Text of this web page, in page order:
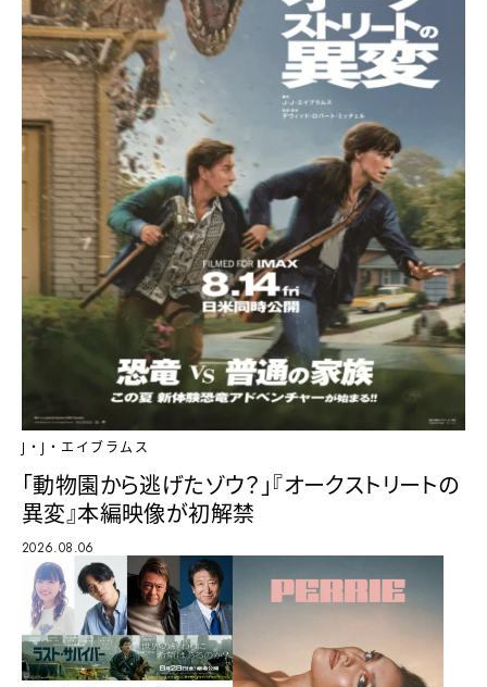
J・J・エイブラムス
「動物園から逃げたゾウ？」『オークストリートの
異変』本編映像が初解禁
2026.08.06